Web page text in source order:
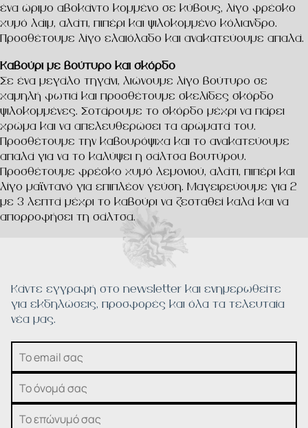
ένα ώριμο αβοκάντο κομμένο σε κύβους, λίγο φρέσκο
χυμό λάιμ, αλάτι, πιπέρι και ψιλοκομμένο κόλιανδρο.
Προσθέτουμε λίγο ελαιόλαδο και ανακατεύουμε απαλά.
Καβούρι με βούτυρο και σκόρδο
Σε ένα μεγάλο τηγάνι, λιώνουμε λίγο βούτυρο σε
χαμηλή φωτιά και προσθέτουμε σκελίδες σκόρδο
ψιλοκομμένες. Σοτάρουμε το σκόρδο μέχρι να πάρει
χρώμα και να απελευθερώσει τα αρώματά του.
Προσθέτουμε την καβουρόψιχα και το ανακατεύουμε
απαλά για να το καλύψει η σάλτσα βουτύρου.
Προσθέτουμε φρέσκο χυμό λεμονιού, αλάτι, πιπέρι και
λίγο μαϊντανό για επιπλέον γεύση. Μαγειρεύουμε για 2
με 3 λεπτά μέχρι το καβούρι να ζεσταθεί καλά και να
απορροφήσει τη σάλτσα.
Κάντε εγγραφή στο newsletter και ενημερωθείτε
για εκδηλώσεις, προσφορές και όλα τα τελευταία
νέα μας.